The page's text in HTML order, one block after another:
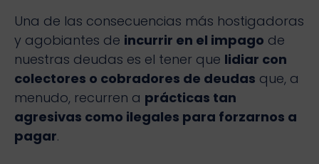
Una de las consecuencias más hostigadoras
y agobiantes de incurrir en el impago de
nuestras deudas es el tener que lidiar con
colectores o cobradores de deudas que, a
menudo, recurren a prácticas tan
agresivas como ilegales para forzarnos a
pagar.